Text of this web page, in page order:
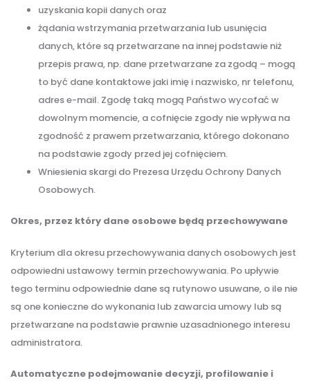
uzyskania kopii danych oraz
żądania wstrzymania przetwarzania lub usunięcia
danych, które są przetwarzane na innej podstawie niż
przepis prawa, np. dane przetwarzane za zgodą – mogą
to być dane kontaktowe jaki imię i nazwisko, nr telefonu,
adres e-mail. Zgodę taką mogą Państwo wycofać w
dowolnym momencie, a cofnięcie zgody nie wpływa na
zgodność z prawem przetwarzania, którego dokonano
na podstawie zgody przed jej cofnięciem.
Wniesienia skargi do Prezesa Urzędu Ochrony Danych
Osobowych.
Okres, przez który dane osobowe będą przechowywane
Kryterium dla okresu przechowywania danych osobowych jest
odpowiedni ustawowy termin przechowywania. Po upływie
tego terminu odpowiednie dane są rutynowo usuwane, o ile nie
są one konieczne do wykonania lub zawarcia umowy lub są
przetwarzane na podstawie prawnie uzasadnionego interesu
administratora.
Automatyczne podejmowanie decyzji, profilowanie i